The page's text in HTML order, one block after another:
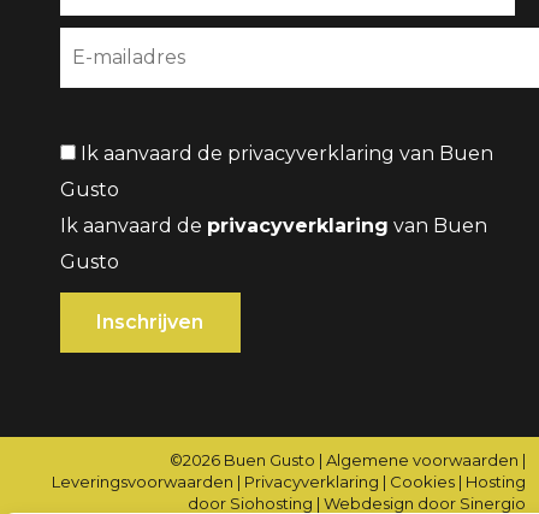
Ik aanvaard de privacyverklaring van Buen
Gusto
Ik aanvaard de privacyverklaring van Buen
Gusto
©2026 Buen Gusto | Algemene voorwaarden |
Leveringsvoorwaarden | Privacyverklaring | Cookies | Hosting
door Siohosting | Webdesign door Sinergio